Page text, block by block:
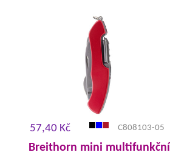
57,40 Kč C808103-05
Breithorn mini multifunkční